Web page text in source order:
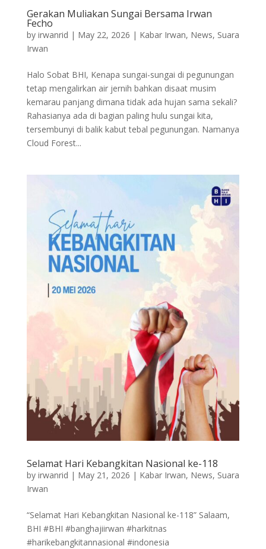
Gerakan Muliakan Sungai Bersama Irwan
Fecho
by irwanrid | May 22, 2026 | Kabar Irwan, News, Suara
Irwan
Halo Sobat BHI, Kenapa sungai-sungai di pegunungan
tetap mengalirkan air jernih bahkan disaat musim
kemarau panjang dimana tidak ada hujan sama sekali?
Rahasianya ada di bagian paling hulu sungai kita,
tersembunyi di balik kabut tebal pegunungan. Namanya
Cloud Forest...
Selamat Hari Kebangkitan Nasional ke-118
by irwanrid | May 21, 2026 | Kabar Irwan, News, Suara
Irwan
“Selamat Hari Kebangkitan Nasional ke-118” Salaam,
BHI #BHI #banghajiirwan #harkitnas
#harikebangkitannasional #indonesia